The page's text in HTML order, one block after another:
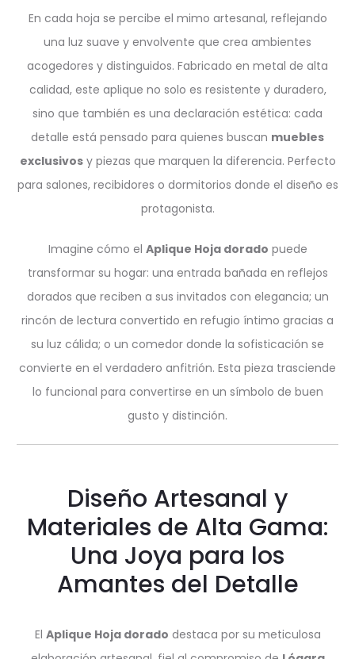
En cada hoja se percibe el mimo artesanal, reflejando
una luz suave y envolvente que crea ambientes
acogedores y distinguidos. Fabricado en metal de alta
calidad, este aplique no solo es resistente y duradero,
sino que también es una declaración estética: cada
detalle está pensado para quienes buscan muebles
exclusivosy piezas que marquen la diferencia. Perfecto
para salones, recibidores o dormitorios donde el diseño es
protagonista.
Imagine cómo el Aplique Hoja dorado puede
transformar su hogar: una entrada bañada en reflejos
dorados que reciben a sus invitados con elegancia; un
rincón de lectura convertido en refugio íntimo gracias a
su luz cálida; o un comedor donde la sofisticación se
convierte en el verdadero anfitrión. Esta pieza trasciende
lo funcional para convertirse en un símbolo de buen
gusto y distinción.
Diseño Artesanal y
Materiales de Alta Gama:
Una Joya para los
Amantes del Detalle
El Aplique Hoja dorado destaca por su meticulosa